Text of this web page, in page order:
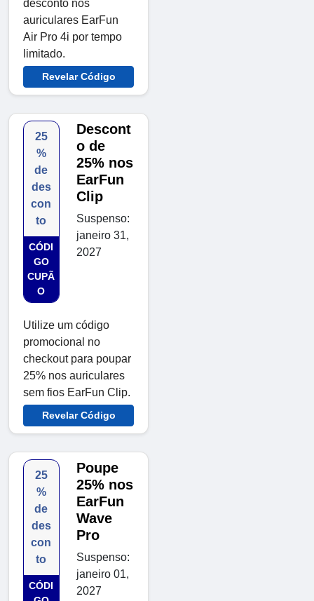
desconto nos
auriculares EarFun
Air Pro 4i por tempo
limitado.
Revelar Código
25
%
de
des
con
to
CÓDI
GO
CUPÃ
O
Descont
o de
25% nos
EarFun
Clip
Suspenso:
janeiro 31,
2027
Utilize um código
promocional no
checkout para poupar
25% nos auriculares
sem fios EarFun Clip.
Revelar Código
25
%
de
des
con
to
CÓDI
Poupe
25% nos
EarFun
Wave
Pro
Suspenso:
janeiro 01,
2027